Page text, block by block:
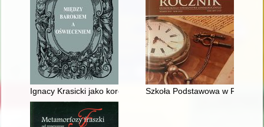
Ignacy Krasicki jako koronator cudownego wizerunku w
Szkoła Podstawowa w